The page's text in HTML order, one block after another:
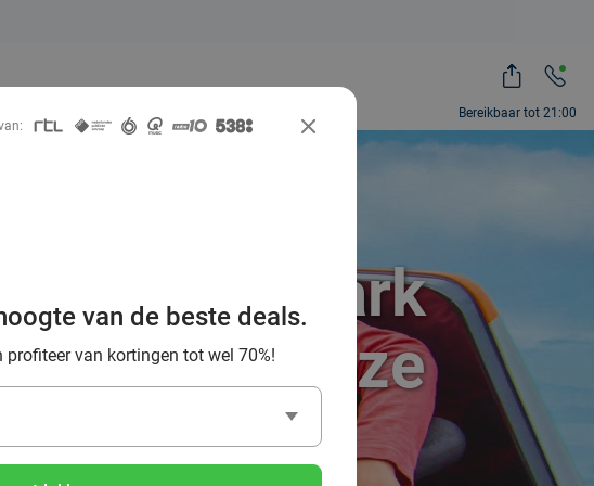
Bereikbaar tot 21:00
Movie Park
für die ganze
van de beste deals.
van kortingen tot wel 70%!